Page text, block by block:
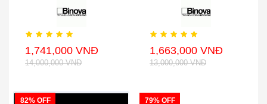
1,741,000 VNĐ
14,000,000 VNĐ
1,663,000 VNĐ
13,000,000 VNĐ
82% OFF 79% OFF